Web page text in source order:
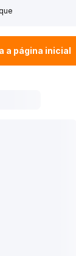
a página inicial